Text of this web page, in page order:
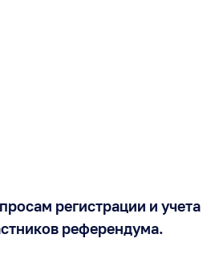
регистрации и учета
референдума.